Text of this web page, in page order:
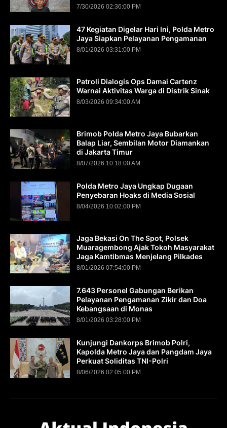
7/30/2026 02:36:00 PM
47 Kegiatan Digelar Hari Ini, Polda Metro
Jaya Siapkan Pelayanan Pengamanan
8/01/2026 03:31:00 PM
Patroli Dialogis Ops Damai Cartenz
Warnai Aktivitas Warga di Distrik Sinak
8/03/2026 09:34:00 AM
Brimob Polda Metro Jaya Bubarkan
Balap Liar, Sembilan Motor Diamankan
di Jakarta Timur
8/07/2026 10:18:00 AM
Polda Metro Jaya Ungkap Dugaan
Penyebaran Hoaks di Media Sosial
8/04/2026 10:02:00 PM
Jaga Bekasi On The Spot, Polsek
Muaragembong Ajak Tokoh Masyarakat
Jaga Kamtibmas Menjelang Pilkades
8/01/2026 07:54:00 PM
7.643 Personel Gabungan Berikan
Pelayanan Pengamanan Zikir dan Doa
Kebangsaan di Monas
8/01/2026 03:28:00 PM
Kunjungi Dankorps Brimob Polri,
Kapolda Metro Jaya dan Pangdam Jaya
Perkuat Soliditas TNI-Polri
8/06/2026 02:05:00 PM